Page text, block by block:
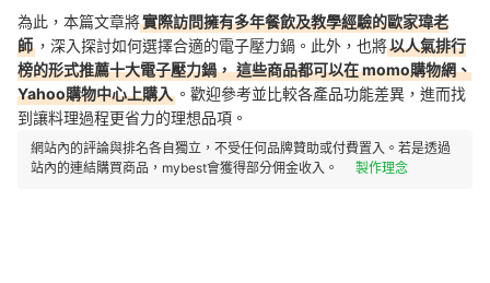
為此，本篇文章將實際訪問擁有多年餐飲及教學經驗的歐家瑋老
師 ，深入探討如何選擇合適的電子壓力鍋 。 此外，也將以人氣排行
榜的形式推薦十大電子壓力鍋， 這些商品都可以在 momo購物網、
Yahoo購物中心上購入 。 歡迎參考並比較各產品功能差異，進而找
到讓料理過程更省力的理想品項。
網站內的評論與排名各自獨立，不受任何品牌贊助或付費置入。若是透過
站內的連結購買商品，mybest會獲得部分佣金收入。
製作理念